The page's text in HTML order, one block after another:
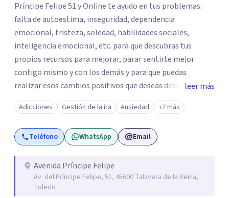
Príncipe Felipe 51 y Online te ayudo en tus problemas:
falta de autoestima, inseguridad, dependencia
emocional, tristeza, soledad, habilidades sociales,
inteligencia emocional, etc. para que descubras tus
propios recursos para mejorar, parar sentirte mejor
contigo mismo y con los demás y para que puedas
realizar esos cambios positivos que deseas desde hace
tiempo pero que no sabes cómo llevarlos a cabo. La
primera visita informativa será al 50% y servirá para
conocernos, poder evaluar juntos tus dificultades y hablar
de un plan de ayuda. Con los datos que me ofrezcas, te
consistirá el tratamiento y te plantearé qué
herramientas usaremos para resolver las situaciones que
te preocupan. Aplico una psicología integradora que
leer más
Adicciones Gestión de la ira Ansiedad +7 más
Teléfono WhatsApp Email
Avenida Príncipe Felipe
Av. del Príncipe Felipe, 51, 45600 Talavera de la Reina,
Toledo